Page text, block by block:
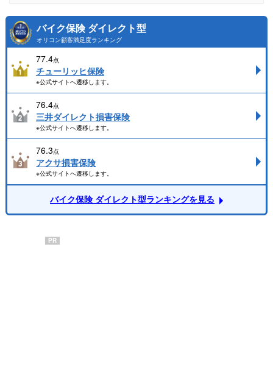
バイク保険 ダイレクト型
オリコン顧客満足度ランキング
77.4点
チューリッヒ保険
※公式サイトへ遷移します。
76.4点
三井ダイレクト損害保険
※公式サイトへ遷移します。
76.3点
アクサ損害保険
※公式サイトへ遷移します。
バイク保険 ダイレクト型ランキングを見る
PR